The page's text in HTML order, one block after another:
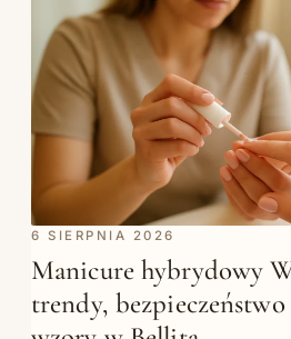
6 SIERPNIA 2026
Manicure hybrydowy
trendy,